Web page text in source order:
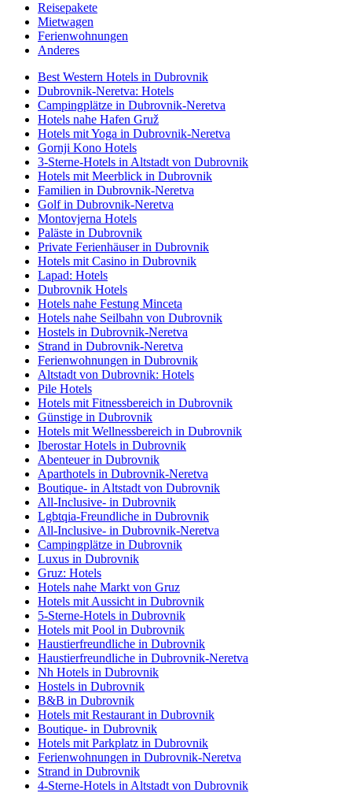
Reisepakete
Mietwagen
Ferienwohnungen
Anderes
Best Western Hotels in Dubrovnik
Dubrovnik-Neretva: Hotels
Campingplätze in Dubrovnik-Neretva
Hotels nahe Hafen Gruž
Hotels mit Yoga in Dubrovnik-Neretva
Gornji Kono Hotels
3-Sterne-Hotels in Altstadt von Dubrovnik
Hotels mit Meerblick in Dubrovnik
Familien in Dubrovnik-Neretva
Golf in Dubrovnik-Neretva
Montovjerna Hotels
Paläste in Dubrovnik
Private Ferienhäuser in Dubrovnik
Hotels mit Casino in Dubrovnik
Lapad: Hotels
Dubrovnik Hotels
Hotels nahe Festung Minceta
Hotels nahe Seilbahn von Dubrovnik
Hostels in Dubrovnik-Neretva
Strand in Dubrovnik-Neretva
Ferienwohnungen in Dubrovnik
Altstadt von Dubrovnik: Hotels
Pile Hotels
Hotels mit Fitnessbereich in Dubrovnik
Günstige in Dubrovnik
Hotels mit Wellnessbereich in Dubrovnik
Iberostar Hotels in Dubrovnik
Abenteuer in Dubrovnik
Aparthotels in Dubrovnik-Neretva
Boutique- in Altstadt von Dubrovnik
All-Inclusive- in Dubrovnik
Lgbtqia-Freundliche in Dubrovnik
All-Inclusive- in Dubrovnik-Neretva
Campingplätze in Dubrovnik
Luxus in Dubrovnik
Gruz: Hotels
Hotels nahe Markt von Gruz
Hotels mit Aussicht in Dubrovnik
5-Sterne-Hotels in Dubrovnik
Hotels mit Pool in Dubrovnik
Haustierfreundliche in Dubrovnik
Haustierfreundliche in Dubrovnik-Neretva
Nh Hotels in Dubrovnik
Hostels in Dubrovnik
B&B in Dubrovnik
Hotels mit Restaurant in Dubrovnik
Boutique- in Dubrovnik
Hotels mit Parkplatz in Dubrovnik
Ferienwohnungen in Dubrovnik-Neretva
Strand in Dubrovnik
4-Sterne-Hotels in Altstadt von Dubrovnik